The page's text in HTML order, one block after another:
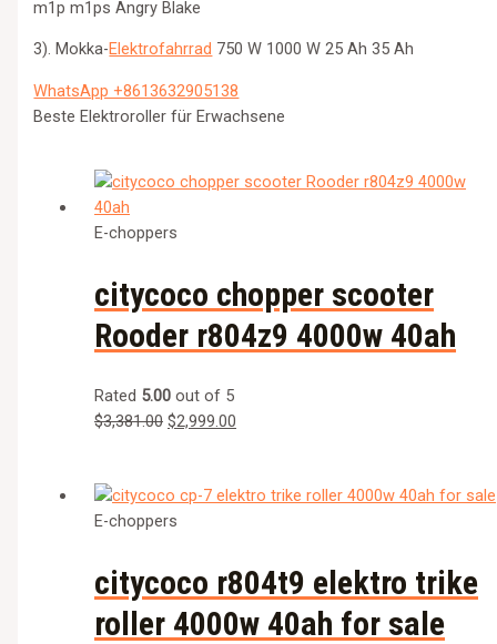
m1p m1ps Angry Blake
3). Mokka-Elektrofahrrad 750 W 1000 W 25 Ah 35 Ah
WhatsApp +8613632905138
Beste Elektroroller für Erwachsene
E-choppers
citycoco chopper scooter
Rooder r804z9 4000w 40ah
Rated 5.00 out of 5
$3,381.00 $2,999.00
E-choppers
citycoco r804t9 elektro trike
roller 4000w 40ah for sale